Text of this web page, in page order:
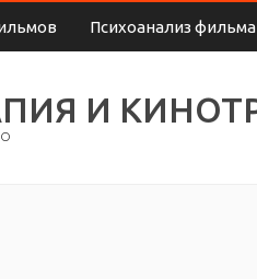
Психоанализ фильма
И